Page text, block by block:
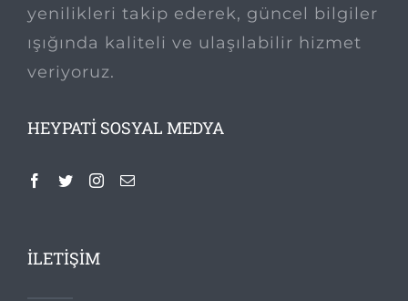
yenilikleri takip ederek, güncel bilgiler
ışığında kaliteli ve ulaşılabilir hizmet
veriyoruz.
HEYPATI SOSYAL MEDYA
İLETİŞİM